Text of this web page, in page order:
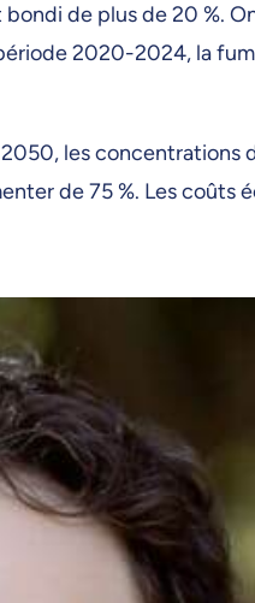
de plus de 20 %.
2020-2024, la
les
de 75 %. Les coûts